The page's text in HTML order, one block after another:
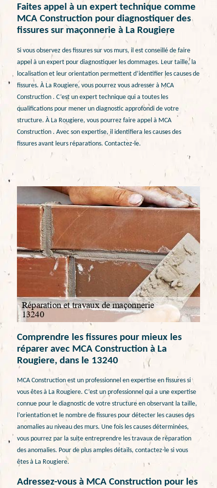
Faites appel à un expert technique comme
MCA Construction pour diagnostiquer des
fissures sur maçonnerie à La Rougiere
Si vous observez des fissures sur vos murs, il est conseillé de faire
appel à un expert pour diagnostiquer les dommages. Leur taille, la
localisation et leur orientation permettent d’identifier les causes de
fissures. À La Rougiere, vous pourrez vous adresser à MCA
Construction . C’est un expert technique qui a toutes les
qualifications pour mener un diagnostic approfondi de votre
structure. À La Rougiere, vous pourrez faire appel à MCA
Construction . Avec son expertise, il identifiera les causes des
fissures avant leurs réparations. Contactez-le.
Comprendre les fissures pour mieux les
réparer avec MCA Construction à La
Rougiere, dans le 13240
MCA Construction est un professionnel en expertise en fissures si
vous êtes à La Rougiere. C’est un professionnel qui a une expertise
connue pour le diagnostic de votre structure en observant la taille,
l’orientation et le nombre de fissures pour détecter les causes des
anomalies au niveau des murs. Une fois les causes déterminées,
vous pourrez par la suite entreprendre les travaux de réparation
des anomalies. Pour de plus amples détails, contactez-le si vous
êtes à La Rougiere.
Adressez-vous à MCA Construction pour les